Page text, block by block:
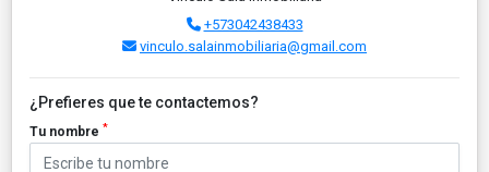
+573042438433
vinculo.salainmobiliaria@gmail.com
¿Prefieres que te contactemos?
Tu nombre *